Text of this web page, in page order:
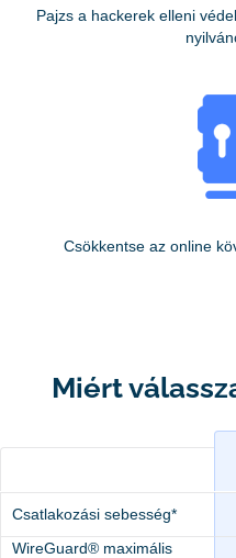
Pajzs a hackerek elleni
Csökkentse az online
Miért
Csatlakozási sebesség*
WireGuard® maximális